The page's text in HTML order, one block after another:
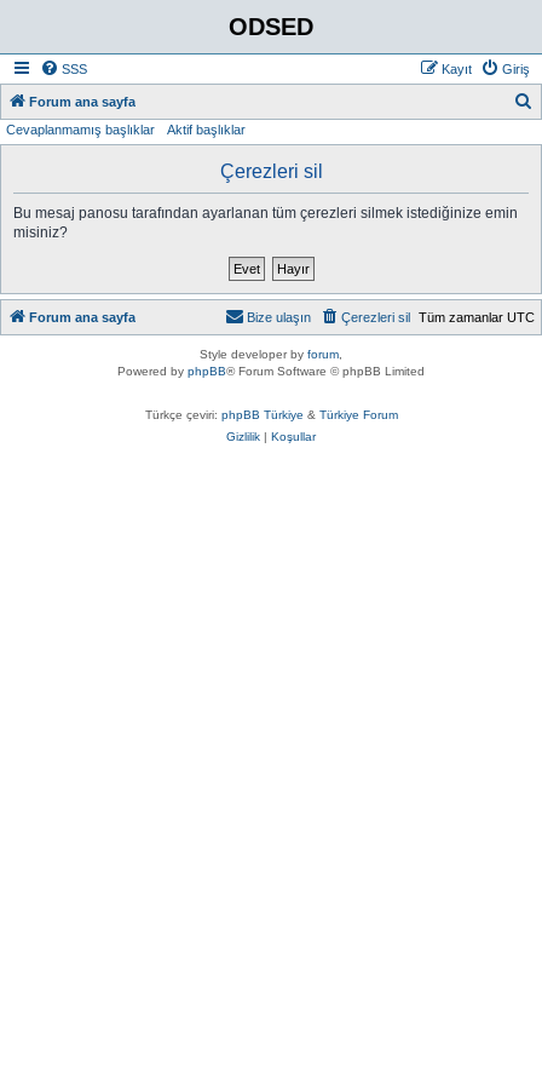
ODSED
SSS Giriş
Kayıt
Forum ana sayfa
Cevaplanmamış başlıklar Aktif başlıklar
Çerezleri sil
Bu mesaj panosu tarafından ayarlanan tüm çerezleri silmek istediğinize emin
misiniz?
Forum ana sayfa Tüm zamanlar UTC
Çerezleri sil
Bize ulaşın
Style developer by forum
Powered by phpBB® Forum Software © phpBB Limited
Türkçe çeviri: phpBB Türkiye & Türkiye Forum
Gizlilik | Koşullar